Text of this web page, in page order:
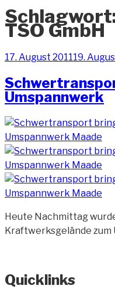
TSO GmbH
Veröffentlicht
17. August 201119.
Umspannwerk
Heute Nachmittag
Kraftwerksgelände zum
Quicklinks